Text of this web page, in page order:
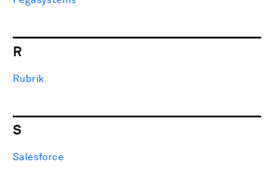
R
Rubrik
S
Salesforce